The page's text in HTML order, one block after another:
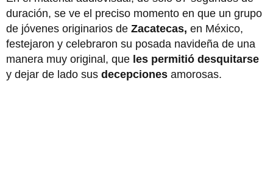
duración, se ve el preciso momento en que un grupo
de jóvenes originarios de Zacatecas, en México,
festejaron y celebraron su posada navideña de una
manera muy original, que les permitió desquitarse
y dejar de lado sus decepciones amorosas.